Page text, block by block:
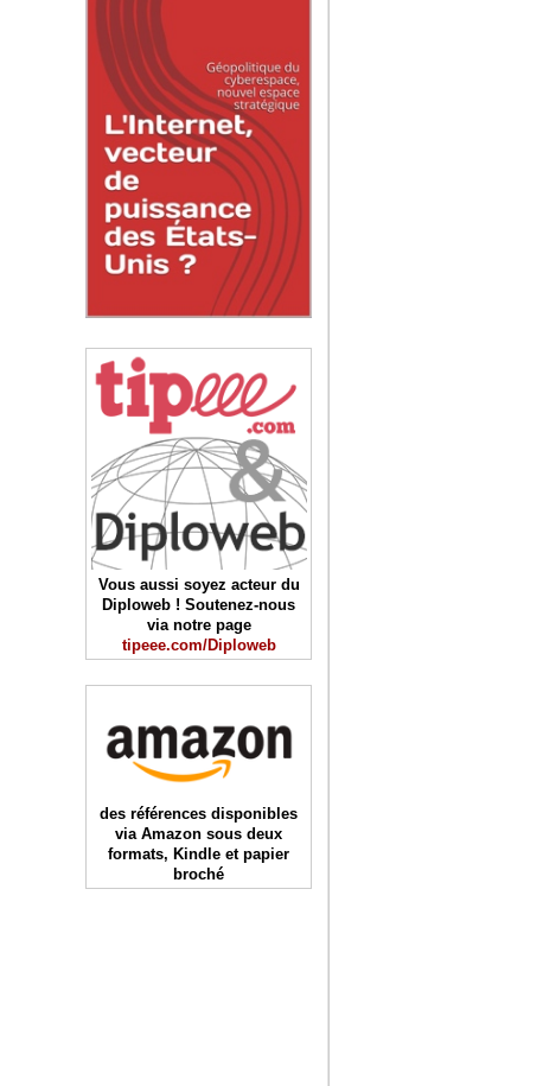
Vous aussi soyez acteur du
Diploweb ! Soutenez-nous
via notre page
tipeee.com/Diploweb
des références disponibles
via Amazon sous deux
formats, Kindle et papier
broché